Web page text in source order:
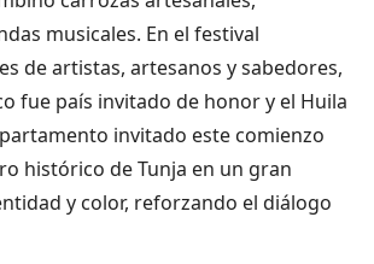
musicales. En el festival
de artistas, artesanos y sabedores,
fue país invitado de honor y el Huila
invitado este comienzo
histórico de Tunja en un gran
y color, reforzando el diálogo